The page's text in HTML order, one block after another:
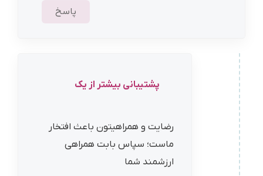
پاسخ
پشتیبانی بیشتر از یک
رضایت و همراهیتون باعث افتخار
ماست؛ سپاس بابت همراهی
ارزشمند شما